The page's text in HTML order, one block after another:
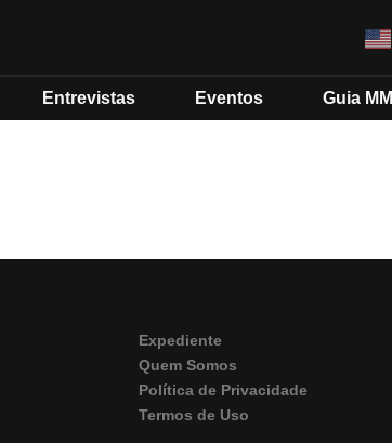
Entrevistas Eventos Guia MM
Expediente
Quem Somos
Política de Privacidade
Termos de Uso